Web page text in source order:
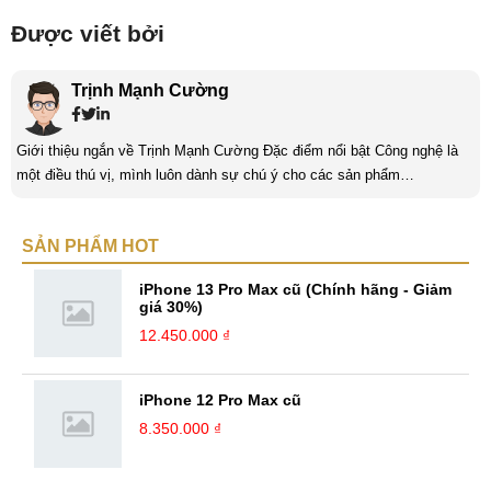
Được viết bởi
Trịnh Mạnh Cường
Giới thiệu ngắn về Trịnh Mạnh Cường Đặc điểm nổi bật Công nghệ là
một điều thú vị, mình luôn dành sự chú ý cho các sản phẩm
hiểu biết mới mẻ và thú vị. Tinh thần tự giác và sự chuyên nghiệp là
SẢN PHẨM HOT
iPhone 13 Pro Max cũ (Chính hãng - Giảm
giá 30%)
12.450.000 ₫
iPhone 12 Pro Max cũ
8.350.000 ₫